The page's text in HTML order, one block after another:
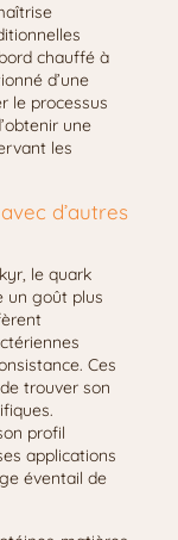
chauffé à
d’une
le processus
une
les
d’autres
le quark
un goût plus
Ces
trouver son
profil
applications
éventail de